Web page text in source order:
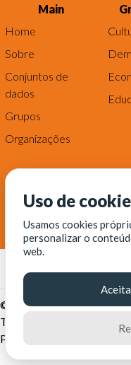
Main
Home
Sobre
Conjuntos de
dados
Grupos
Organizações
© Fortaleza Digital ||
Tecnologia e Inovação de
Praia de Iracema -
Uso de
Usamos cookies
personalizar o
web.